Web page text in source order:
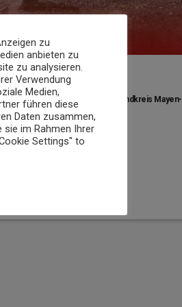
belastet Gewässer im Landkreis Mayen-
2026 12
zu
anbieten zu
zu analysieren.
Verwendung
Medien,
führen diese
Daten zusammen,
sie im Rahmen Ihrer
Settings" to